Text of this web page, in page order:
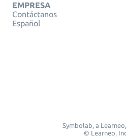
EMPRESA
Contáctanos
Español
Symbolab, a
© Learneo,